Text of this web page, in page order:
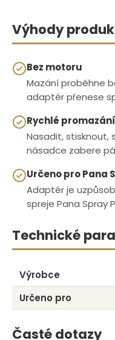
Výhody
Bez motoru
Mazání proběhne
adaptér přenese
Rychlé promazání
Nasadit, stisknout,
násadce zabere
Určeno pro Pana
Adaptér je
spreje Pana Spray
Technické
Výrobce
Určeno pro
Časté dotazy